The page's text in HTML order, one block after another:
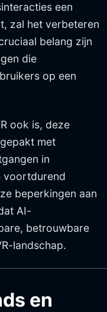
een
zal het verbeteren
belang zijn
die
op een
ook is, deze
met
in
voortdurend
beperkingen aan
AI-
betrouwbare
landschap.
en